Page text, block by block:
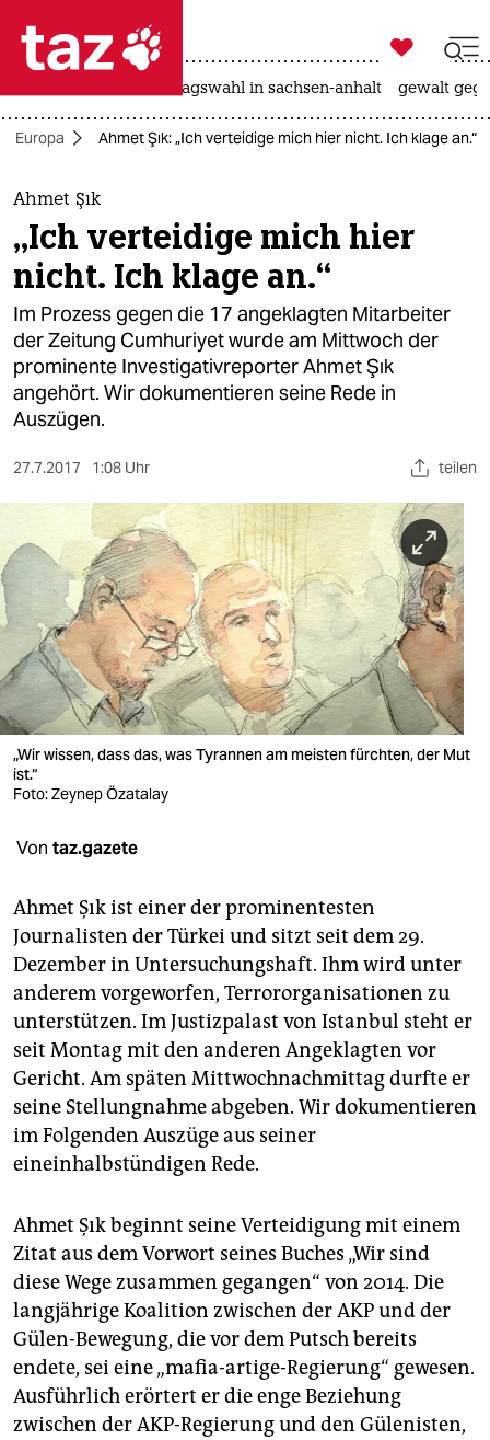
 taz zahl ich
taz zahl ich
themen
politik
öko
gesellschaft
kultur
nord
wahrheit
verlag
verlag
veranstaltungen
shop
unterstützen
abo
genossenschaft
epaper login

taz zahl ich
landtagswahl in sachsen-anhalt gewalt
Europa Ahmet Şık: „Ich verteidige mich hier nicht. Ich klage an.“
Ahmet Şık
„Ich verteidige mich hier
nicht. Ich klage an.“
Im Prozess gegen die 17 angeklagten Mitarbeiter
der Zeitung Cumhuriyet wurde am Mittwoch der
prominente Investigativreporter Ahmet Şık
angehört. Wir dokumentieren seine Rede in
Auszügen.
27.7.2017 1:08 Uhr teilen
„Wir wissen, dass das, was Tyrannen am meisten fürchten, der Mut
ist.“
Foto: Zeynep Özatalay
Von taz.gazete
Ahmet Şık ist einer der prominentesten
Journalisten der Türkei und sitzt seit dem 29.
Dezember in Untersuchungshaft. Ihm wird unter
anderem vorgeworfen, Terrororganisationen zu
unterstützen. Im Justizpalast von Istanbul steht er
seit Montag mit den anderen Angeklagten vor
Gericht. Am späten Mittwochnachmittag durfte er
seine Stellungnahme abgeben. Wir dokumentieren
im Folgenden Auszüge aus seiner
eineinhalbstündigen Rede.
Ahmet Şık beginnt seine Verteidigung mit einem
Zitat aus dem Vorwort seines Buches „Wir sind
diese Wege zusammen gegangen“ von 2014. Die
langjährige Koalition zwischen der AKP und der
Gülen-Bewegung, die vor dem Putsch bereits
endete, sei eine „mafia-artige-Regierung“ gewesen.
Ausführlich erörtert er die enge Beziehung
zwischen der AKP-Regierung und den Gülenisten,